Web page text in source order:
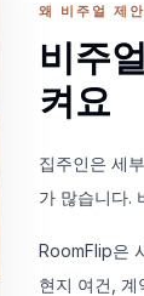
왜 비주얼 제
비주
켜요
집주인은 세
가 많습니다.
RoomFlip은
현지 여건, 계